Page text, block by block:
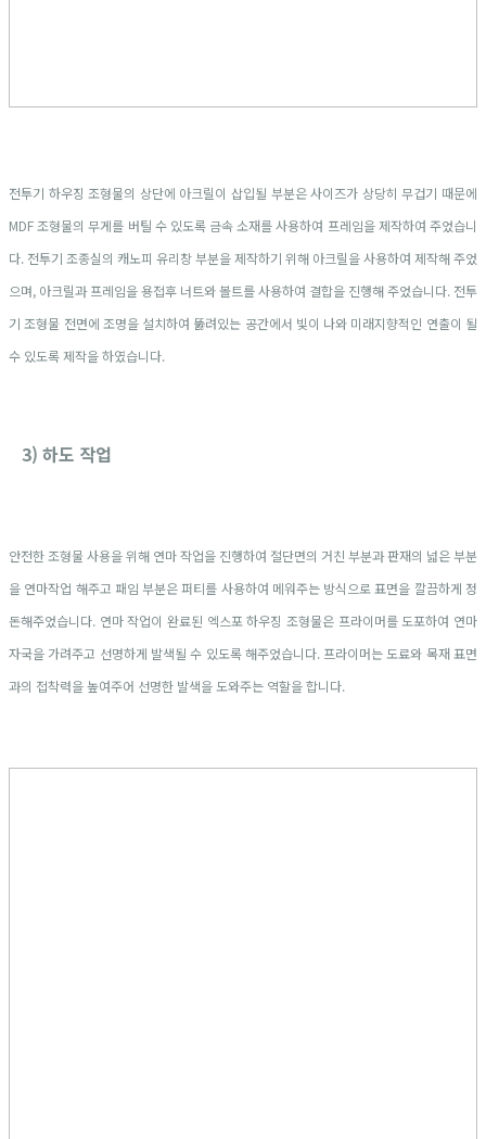
전투기 하우징 조형물의 상단에 아크릴이 삽입될 부분은 사이즈가 상당히 무겁기 때문에
MDF 조형물의 무게를 버틸 수 있도록 금속 소재를 사용하여 프레임을 제작하여 주었습니
다. 전투기 조종실의 캐노피 유리창 부분을 제작하기 위해 아크릴을 사용하여 제작해 주었
으며, 아크릴과 프레임을 용접후 너트와 볼트를 사용하여 결합을 진행해 주었습니다. 전투
기 조형물 전면에 조명을 설치하여 뚫려있는 공간에서 빛이 나와 미래지향적인 연출이 될
수 있도록 제작을 하였습니다.
3) 하도 작업
안전한 조형물 사용을 위해 연마 작업을 진행하여 절단면의 거친 부분과 판재의 넓은 부분
을 연마작업 해주고 패임 부분은 퍼티를 사용하여 메워주는 방식으로 표면을 깔끔하게 정
돈해주었습니다. 연마 작업이 완료된 엑스포 하우징 조형물은 프라이머를 도포하여 연마
자국을 가려주고 선명하게 발색될 수 있도록 해주었습니다. 프라이머는 도료와 목재 표면
과의 접착력을 높여주어 선명한 발색을 도와주는 역할을 합니다.